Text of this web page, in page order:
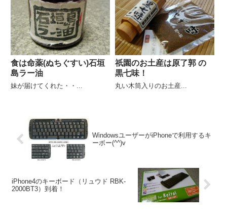
食は命薬(ぬちぐすい)石垣
島ラー油
妹が届けてくれた・・...
祇園のお土産は原了郭 の
黒七味！
丸い木筒入りのお土産...
WindowsユーザーがiPhoneで利用するキ
ーボー(^^)v
iPhone4のキーボード（リュウド RBK-
2000BT3）到着！